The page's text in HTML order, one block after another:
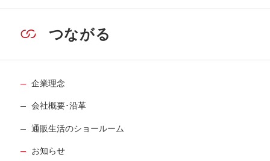
つながる
企業理念
会社概要･沿革
通販生活のショールーム
お知らせ